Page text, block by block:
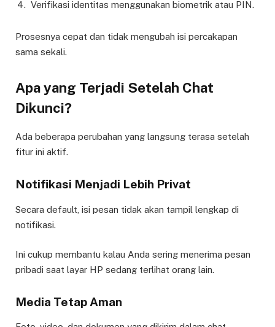
Verifikasi identitas menggunakan biometrik atau PIN.
Prosesnya cepat dan tidak mengubah isi percakapan
sama sekali.
Apa yang Terjadi Setelah Chat
Dikunci?
Ada beberapa perubahan yang langsung terasa setelah
fitur ini aktif.
Notifikasi Menjadi Lebih Privat
Secara default, isi pesan tidak akan tampil lengkap di
notifikasi.
Ini cukup membantu kalau Anda sering menerima pesan
pribadi saat layar HP sedang terlihat orang lain.
Media Tetap Aman